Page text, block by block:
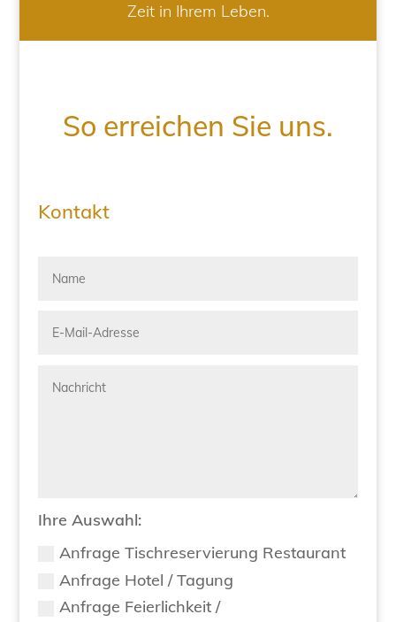
Zeit in Ihrem Leben.
So erreichen Sie uns.
Kontakt
Ihre Auswahl:
Anfrage Tischreservierung Restaurant
Anfrage Hotel / Tagung
Anfrage Feierlichkeit /